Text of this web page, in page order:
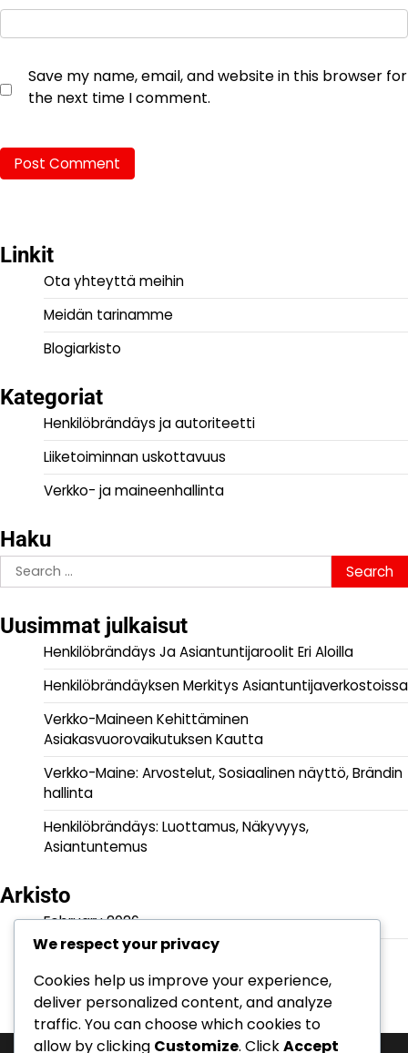
Save my name, email, and website in this browser for
the next time I comment.
Linkit
Ota yhteyttä meihin
Meidän tarinamme
Blogiarkisto
Kategoriat
Henkilöbrändäys ja autoriteetti
Liiketoiminnan uskottavuus
Verkko- ja maineenhallinta
Haku
Search
for:
Uusimmat julkaisut
Henkilöbrändäys Ja Asiantuntijaroolit Eri Aloilla
Henkilöbrändäyksen Merkitys Asiantuntijaverkostoissa
Verkko-Maineen Kehittäminen
Asiakasvuorovaikutuksen Kautta
Verkko-Maine: Arvostelut, Sosiaalinen näyttö, Brändin
hallinta
Henkilöbrändäys: Luottamus, Näkyvyys,
Asiantuntemus
Arkisto
February 2026
January 2026
We respect your privacy
Cookies help us improve your experience,
deliver personalized content, and analyze
traffic. You can choose which cookies to
allow by clicking Customize. ClickAccept